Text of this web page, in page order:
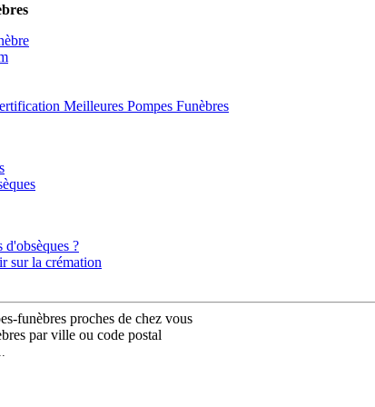
Meilleures Pompes Funèbres
?
sur la crémation
funèbres proches de chez vous
par ville ou code postal